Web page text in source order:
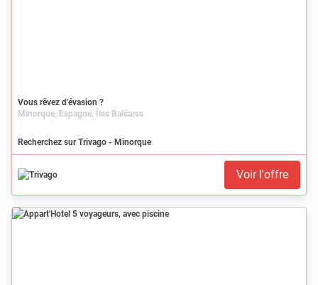
Vous rêvez d’évasion ?
Minorque, Espagne, Îles Baléares
Recherchez sur Trivago - Minorque
Voir l'offre